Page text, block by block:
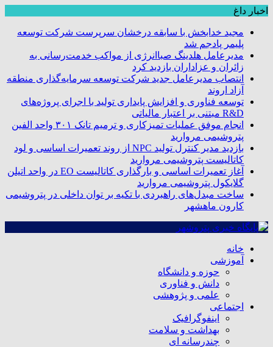
اخبار داغ
مجید خدابخش با سابقه درخشان سرپرست شرکت توسعه
پلیمر پادجم شد
مدیرعامل هلدینگ صباانرژی از مواکب خدمت‌رسانی به
زائران و عزاداران بازدید کرد
انتصاب مدیرعامل جدید شرکت توسعه سرمایه‌گذاری منطقه
آزاد اروند
توسعه فناوری و افزایش پایداری تولید با اجرای پروژه‌های
R&D مبتنی بر اعتبار مالیاتی
انجام موفق عملیات تمیزکاری و ترمیم تانک ۳۰۱ واحد الفین
پتروشیمی مروارید
بازدید مدیر کنترل تولید NPC از روند تعمیرات اساسی و لود
کاتالیست پتروشیمی مروارید
آغاز تعمیرات اساسی و بارگذاری کاتالیست EO در واحد اتیلن
گلایکول پتروشیمی مروارید
ساخت مبدل‌های راهبردی با تکیه بر توان داخلی در پتروشیمی
کارون ماهشهر
خانه
آموزشی
حوزه و دانشگاه
دانش و فناوری
علمی و پژوهشی
اجتماعی
اینفوگرافیک
بهداشت و سلامت
چندرسانه ای